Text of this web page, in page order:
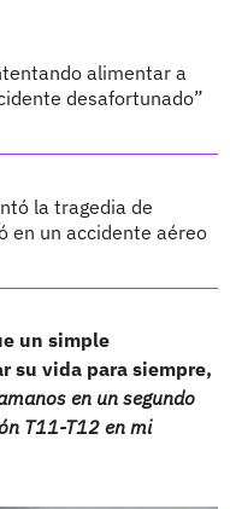
alimentar a
desafortunado”
la tragedia de
en un accidente aéreo
un simple
su vida para siempre,
en un segundo
T11-T12 en mi